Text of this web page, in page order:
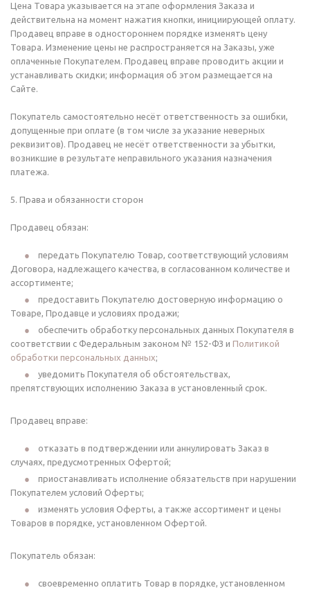
Цена Товара указывается на этапе оформления Заказа и
действительна на момент нажатия кнопки, инициирующей оплату.
Продавец вправе в одностороннем порядке изменять цену
Товара. Изменение цены не распространяется на Заказы, уже
оплаченные Покупателем. Продавец вправе проводить акции и
устанавливать скидки; информация об этом размещается на
Сайте.
Покупатель самостоятельно несёт ответственность за ошибки,
допущенные при оплате (в том числе за указание неверных
реквизитов). Продавец не несёт ответственности за убытки,
возникшие в результате неправильного указания назначения
платежа.
5. Права и обязанности сторон
Продавец обязан:
передать Покупателю Товар, соответствующий условиям
Договора, надлежащего качества, в согласованном количестве и
ассортименте;
предоставить Покупателю достоверную информацию о
Товаре, Продавце и условиях продажи;
обеспечить обработку персональных данных Покупателя в
соответствии с Федеральным законом № 152-ФЗ и Политикой
обработки персональных данных;
уведомить Покупателя об обстоятельствах,
препятствующих исполнению Заказа в установленный срок.
Продавец вправе:
отказать в подтверждении или аннулировать Заказ в
случаях, предусмотренных Офертой;
приостанавливать исполнение обязательств при нарушении
Покупателем условий Оферты;
изменять условия Оферты, а также ассортимент и цены
Товаров в порядке, установленном Офертой.
Покупатель обязан:
своевременно оплатить Товар в порядке, установленном